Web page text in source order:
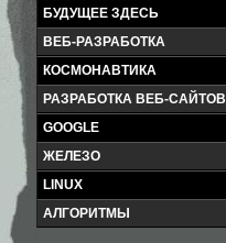
БУДУЩЕЕ ЗДЕСЬ
ВЕБ-РАЗРАБОТКА
КОСМОНАВТИКА
РАЗРАБОТКА ВЕБ-САЙТОВ
GOOGLE
ЖЕЛЕЗО
LINUX
АЛГОРИТМЫ